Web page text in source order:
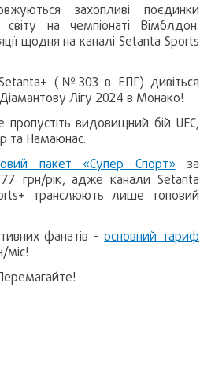
захопливі поєдинки
світу на чемпіонаті Вімблдон.
щодня на каналі Setanta Sports
(№303 в ЕПГ) дивіться
Лігу 2024 в Монако!
видовищний бій UFC,
та Намаюнас.
пакет «Супер Спорт»за
грн/рік, адже канали Setanta
транслюють лише топовий
фанатів -основний тариф
міс!